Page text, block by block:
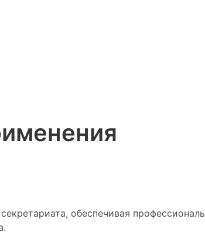
обеспечивая